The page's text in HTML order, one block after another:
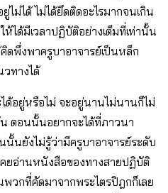
ไม่ได้ ไม่ได้ยึดติดอะไรมากจนเกิน
ได้มีเวลาปฏิบัติอย่างเต็มที่เท่านั้น
ดพึ่งพาครูบาอาจารย์เป็นหล็ก
ทางได้
ด้อยู่หรือไม่ จะอยู่นานไม่นานก็ไม่
น ตอนนั้นอยากจะได้ที่ภาวนา
นั้นยังไม่รู้ว่ามีครูบาอาจารย์ระดับ
คยอ่านหนังสือของทางสายปฏิบัติ
วกที่คัดมาจากพระไตรปิฎกก็เลย